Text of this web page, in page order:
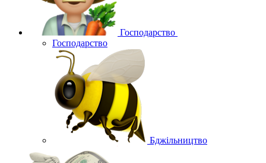
Господарство
Господарство
Бджільництво